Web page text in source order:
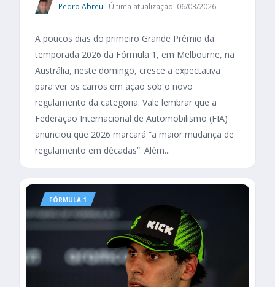
Pedro Abreu Última atualização: 06/03/2026
A poucos dias do primeiro Grande Prêmio da
temporada 2026 da Fórmula 1, em Melbourne, na
Austrália, neste domingo, cresce a expectativa
para ver os carros em ação sob o novo
regulamento da categoria. Vale lembrar que a
Federação Internacional de Automobilismo (FIA)
anunciou que 2026 marcará “a maior mudança de
regulamento em décadas”. Além...
FÓRMULA 1